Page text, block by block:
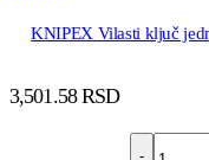
KNIPEX Vilasti ključ
3,501.58RSD
-